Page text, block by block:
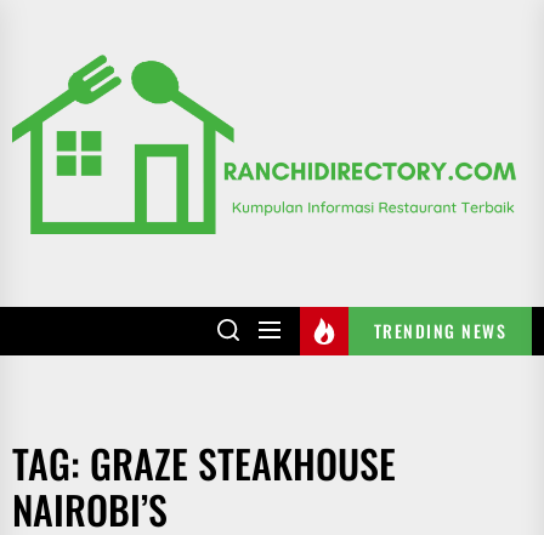
content
TRENDING NEWS
TAG: GRAZE STEAKHOUSE
NAIROBI’S